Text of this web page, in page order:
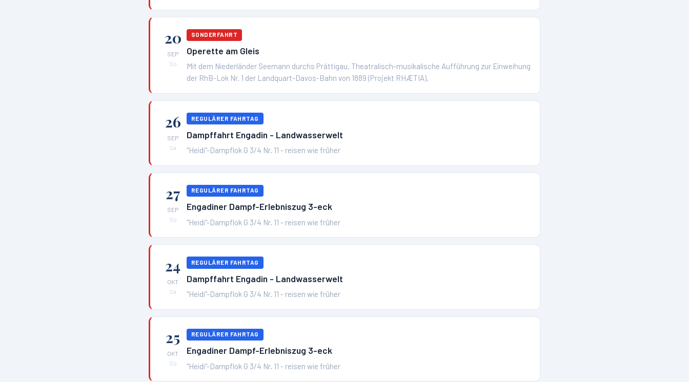
20
SEP
So
SONDERFAHRT
Operette am Gleis
Mit dem Niederländer Seemann durchs Prättigau. Theatralisch-musikalische Aufführung zur Einweihung
der RhB-Lok Nr. 1 der Landquart-Davos-Bahn von 1889 (Projekt RHÆTIA).
26
SEP
Sa
REGULÄRER FAHRTAG
Dampffahrt Engadin - Landwasserwelt
"Heidi"-Dampflok G 3/4 Nr. 11 - reisen wie früher
27
SEP
So
REGULÄRER FAHRTAG
Engadiner Dampf-Erlebniszug 3-eck
"Heidi"-Dampflok G 3/4 Nr. 11 - reisen wie früher
24
OKT
Sa
REGULÄRER FAHRTAG
Dampffahrt Engadin - Landwasserwelt
"Heidi"-Dampflok G 3/4 Nr. 11 - reisen wie früher
25
OKT
So
REGULÄRER FAHRTAG
Engadiner Dampf-Erlebniszug 3-eck
"Heidi"-Dampflok G 3/4 Nr. 11 - reisen wie früher